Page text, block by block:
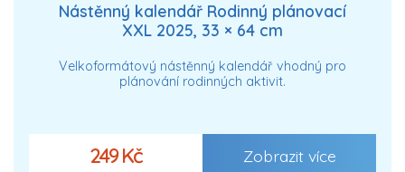
Nástěnný kalendář Rodinný plánovací
XXL 2025, 33 × 64 cm
Velkoformátový nástěnný kalendář vhodný pro
plánování rodinných aktivit.
249 Kč Zobrazit více